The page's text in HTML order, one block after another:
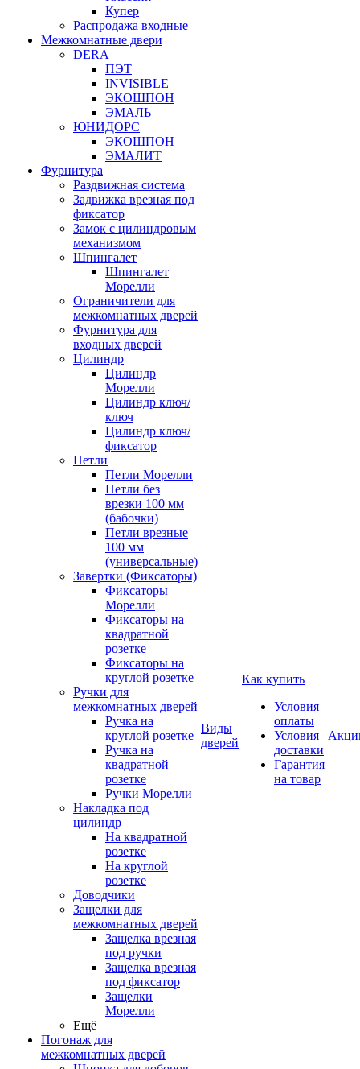
Купер
Распродажа входные
Межкомнатные двери
DERA
ПЭТ
INVISIBLE
ЭКОШПОН
ЭМАЛЬ
ЮНИДОРС
ЭКОШПОН
ЭМАЛИТ
Фурнитура
Раздвижная система
Задвижка врезная под
фиксатор
Замок с цилиндровым
механизмом
Шпингалет
Шпингалет
Морелли
Ограничители для
межкомнатных дверей
Фурнитура для
входных дверей
Цилиндр
Цилиндр
Морелли
Цилиндр ключ/
ключ
Цилиндр ключ/
фиксатор
Петли
Петли Морелли
Петли без
врезки 100 мм
(бабочки)
Петли врезные
100 мм
(универсальные)
Завертки (Фиксаторы)
Фиксаторы
Морелли
Фиксаторы на
квадратной
розетке
Фиксаторы на
круглой розетке
Ручки для
межкомнатных дверей
Ручка на
круглой розетке
Ручка на
квадратной
розетке
Ручки Морелли
Накладка под
цилиндр
На квадратной
розетке
На круглой
розетке
Доводчики
Защелки для
межкомнатных дверей
Защелка врезная
под ручки
Защелка врезная
под фиксатор
Защелки
Морелли
Ещё
Погонаж для
межкомнатных дверей
Виды
дверей
Как купить
Условия
оплаты
Условия
доставки
Гарантия
на товар